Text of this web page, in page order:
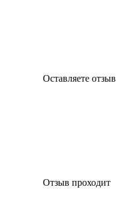
Оставляете отзыв
Отзыв проходит